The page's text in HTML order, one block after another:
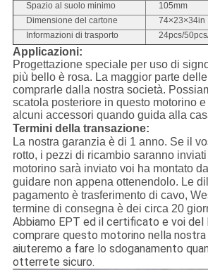
Spazio al suolo minimo
105mm
Dimensione del cartone
74×23×34in
Informazioni di trasporto
24pcs/
Applicazioni:
Progettazione speciale per uso di
più bello è rosa. La maggior parte
comprarle dalla nostra società.
scatola posteriore in questo motorino
alcuni accessori quando guida alla
Termini della transazione:
La nostra garanzia è di 1 anno. Se il
rotto, i pezzi di ricambio saranno
motorino sarà inviato voi ha montato
guidare non appena ottenendolo. Le
pagamento è trasferimento di cavo,
termine di consegna è dei circa 20
Abbiamo EPT ed il certificato e voi del
comprare questo motorino nella
aiuteremo a fare lo sdoganamento
otterrete sicuro.